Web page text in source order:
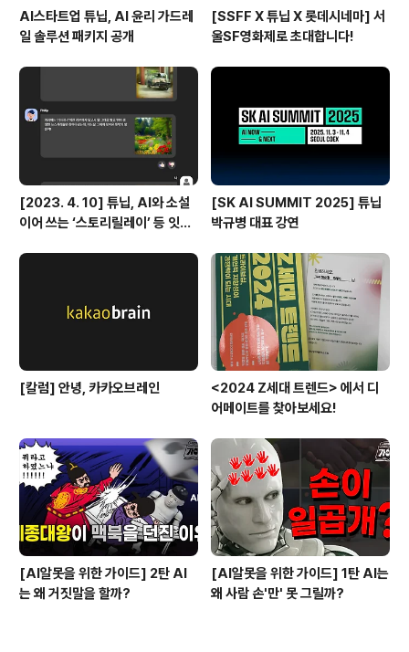
AI스타트업 튜닙, AI 윤리 가드레
일 솔루션 패키지 공개
[SSFF X 튜닙 X 롯데시네마] 서
울SF영화제로 초대합니다!
[2023. 4. 10] 튜닙, AI와 소설
이어 쓰는 ‘스토리릴레이’ 등 잇달
[SK AI SUMMIT 2025] 튜닙
박규병 대표 강연
[칼럼] 안녕, 카카오브레인
<2024 Z세대 트렌드> 에서 디
어메이트를 찾아보세요!
[AI알못을 위한 가이드] 2탄 AI
는 왜 거짓말을 할까?
[AI알못을 위한 가이드] 1탄 AI는
왜 사람 손'만' 못 그릴까?